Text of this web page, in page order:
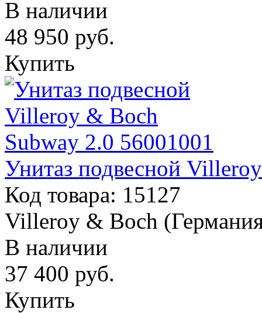
В наличии
48 950 руб.
Купить
Унитаз подвесной
Код товара: 15127
Villeroy & Boch
В наличии
37 400 руб.
Купить